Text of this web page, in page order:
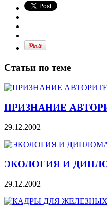
Статьи по теме
ПРИЗНАНИЕ
29.12.2002
ЭКОЛОГИЯ И
29.12.2002